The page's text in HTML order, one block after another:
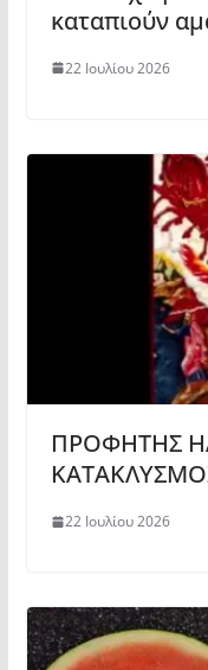
καταπιούν
22 Ιουλίου 2026
ΠΡΟΦΗΤΗΣ
22 Ιουλίου 2026